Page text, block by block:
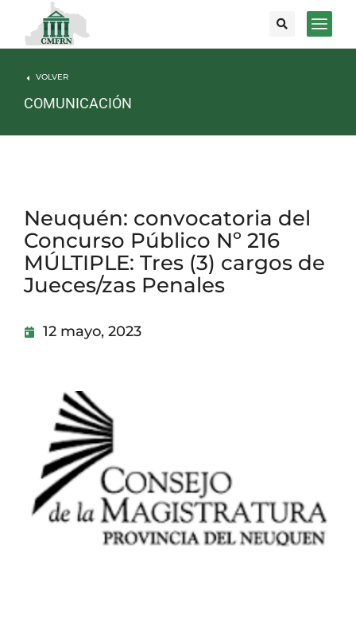
VOLVER
COMUNICACIÓN
Neuquén: convocatoria del
Concurso Público Nº 216
MÚLTIPLE: Tres (3) cargos de
Jueces/zas Penales
12 mayo, 2023